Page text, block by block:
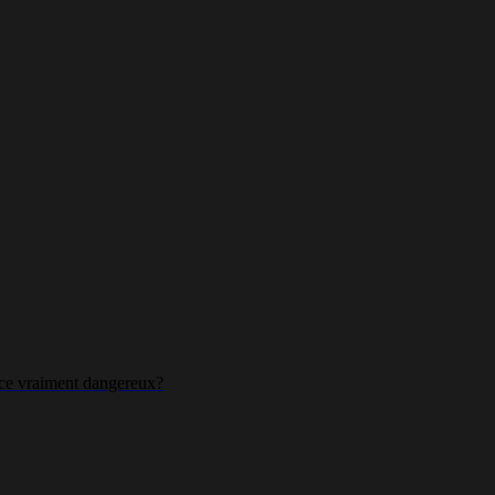
vraiment dangereux?